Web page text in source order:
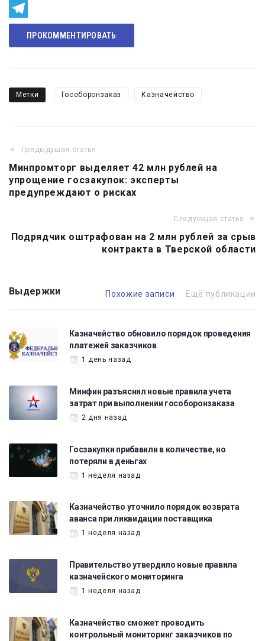
Odnoklassniki
Telegram
ПРОКОММЕНТИРОВАТЬ
Метки Гособоронзаказ Казначейство
Навигация
по
записям
Предыдущая статья
Минпромторг выделяет 42 млн рублей на
упрощение госзакупок: эксперты
предупреждают о рисках
Следующая статья
Подрядчик оштрафован на 2 млн рублей за срыв
контракта в Тверской области
Выдержки Похожие записи Ещё публикации
Казначейство обновило порядок проведения
платежей заказчиков
1 день назад
Минфин разъяснил новые правила учета
затрат при выполнении гособоронзаказа
2 дня назад
Госзакупки прибавили в количестве, но
потеряли в деньгах
1 неделя назад
Казначейство уточнило порядок возврата
аванса при ликвидации поставщика
1 неделя назад
Правительство утвердило новые правила
казначейского мониторинга
1 неделя назад
Казначейство сможет проводить
контрольный мониторинг заказчиков по